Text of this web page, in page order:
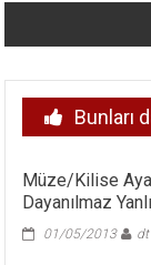
Bunları
Müze/Kilise
Dayanılmaz
01/05/2013 dt